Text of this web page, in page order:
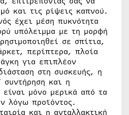
και τις ρίψεις καπνού.
έχει μέση πυκνότητα
υπόλειμμα με τη μορφή
σε σπίτια,
περίπτερα, πλοία
για επιπλέον
στη συσκευής, η
συντήρηση και η
μόνο μερικά από τα
λόγω προϊόντος.
και η ανταλλακτική